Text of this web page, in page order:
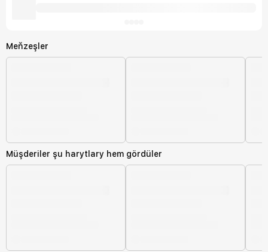
Meňzeşler
Müşderiler şu harytlary hem gördüler